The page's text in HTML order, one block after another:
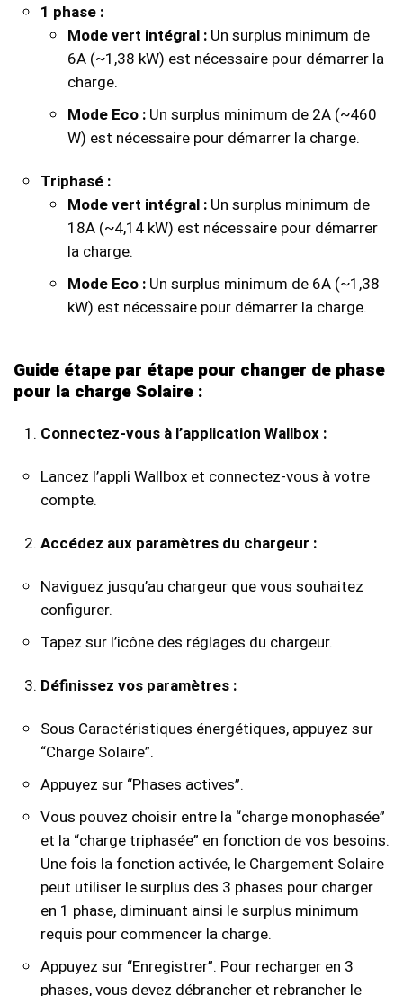
1 phase :
Mode vert intégral : Un surplus minimum de
6A (~1,38 kW) est nécessaire pour démarrer la
charge.
Mode Eco : Un surplus minimum de 2A (~460
W) est nécessaire pour démarrer la charge.
Triphasé :
Mode vert intégral : Un surplus minimum de
18A (~4,14 kW) est nécessaire pour démarrer
la charge.
Mode Eco : Un surplus minimum de 6A (~1,38
kW) est nécessaire pour démarrer la charge.
Guide étape par étape pour changer de phase
pour la charge Solaire :
Connectez-vous à l’application Wallbox :
Lancez l’appli Wallbox et connectez-vous à votre
compte.
Accédez aux paramètres du chargeur :
Naviguez jusqu’au chargeur que vous souhaitez
configurer.
Tapez sur l’icône des réglages du chargeur.
Définissez vos paramètres :
Sous Caractéristiques énergétiques, appuyez sur
“Charge Solaire”.
Appuyez sur “Phases actives”.
Vous pouvez choisir entre la “charge monophasée”
et la “charge triphasée” en fonction de vos besoins.
Une fois la fonction activée, le Chargement Solaire
peut utiliser le surplus des 3 phases pour charger
en 1 phase, diminuant ainsi le surplus minimum
requis pour commencer la charge.
Appuyez sur “Enregistrer”. Pour recharger en 3
phases, vous devez débrancher et rebrancher le